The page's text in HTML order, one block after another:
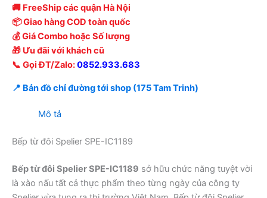
🚚 FreeShip các quận Hà Nội
📦 Giao hàng COD toàn quốc
💰 Giá Combo hoặc Số lượng
🎁 Ưu đãi với khách cũ
📞 Gọi ĐT/Zalo:0852.933.683
📍 Bản đồ chỉ đường tới shop (175 Tam Trinh)
Mô tả
Bếp từ đôi Spelier SPE-IC1189
Bếp từ đôi Spelier SPE-IC1189 sở hữu chức năng tuyệt vời
là xào nấu tất cả thực phẩm theo từng ngày của công ty